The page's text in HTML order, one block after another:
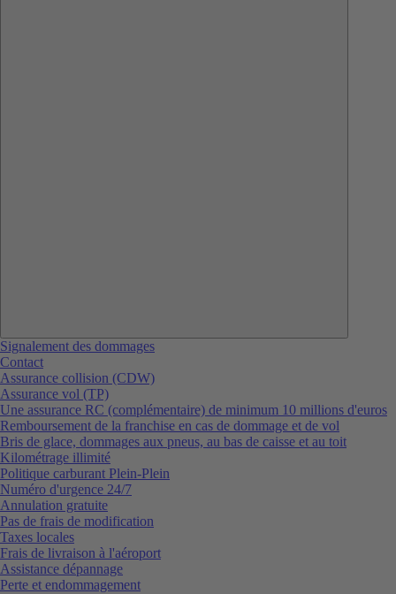
Signalement des dommages
Contact
Assurance collision (CDW)
Assurance vol (TP)
Une assurance RC (complémentaire) de minimum 10 millions d'euros
Remboursement de la franchise en cas de dommage et de vol
Bris de glace, dommages aux pneus, au bas de caisse et au toit
Kilométrage illimité
Politique carburant Plein-Plein
Numéro d'urgence 24/7
Annulation gratuite
Pas de frais de modification
Taxes locales
Frais de livraison à l'aéroport
Assistance dépannage
Perte et endommagement